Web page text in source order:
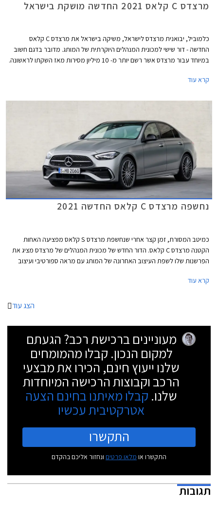
מרצדס C קלאס 2021 החדשה מושקת בישראל
כלמוביל, יבואנית מרצדס לישראל, משיקה בישראל את מרצדס C קלאס
החדשה - דור שישי למכונית המנהלים היוקרתית של המותג. מדובר בדגם חשוב
במיוחד עבור מרצדס אשר רשם יותר מ- 10 מיליון מסירות מאז השקתו לראשונה.
קרא עוד
נחשפה מרצדס C קלאס החדשה 2021
כמיטב המסורת, זמן קצר אחרי שנחשפת מרצדס S קלאס מפציעה האחות
הקטנה מרצדס C קלאס. הדור החדש של מכונית המנהלים של מרצדס מציג את
הפרשנות שלו לשפת העיצוב האחרונה של המותג עם מראה ספורטיבי ועיצוב
עיצוב הדופן נקי עם קו מותניים מעודן ובתחתית הדלתות חגורה בולטת המעניקה
אף הוא מציג עיצוב נאה עם זנב ספורטיבי בזכות קורות C מסיביות וקו חלונות
קרא עוד
הצג עוד
מעוניינים ברכישת רכב? הגעתם
למקום הנכון. קבלו מהמומחים
שלנו ייעוץ חינם, הכירו את מבצעי
הרכב וקבוצות הרכישה המיוחדות
שלנו. קבלו מאיתנו בחינם הצעה
אטרקטיבית עכשיו
התקשרו
התקשרו או מלאו פרטים ונחזור אליכם בהקדם
תגובות